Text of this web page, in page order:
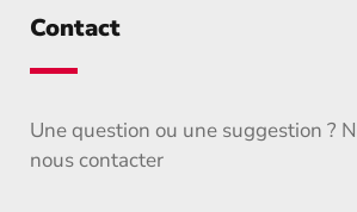
Contact
Une question ou une suggestion ?
nous contacter